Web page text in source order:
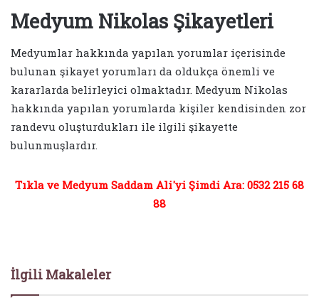
Medyum Nikolas Şikayetleri
Medyumlar hakkında yapılan yorumlar içerisinde
bulunan şikayet yorumları da oldukça önemli ve
kararlarda belirleyici olmaktadır. Medyum Nikolas
hakkında yapılan yorumlarda kişiler kendisinden zor
randevu oluşturdukları ile ilgili şikayette
bulunmuşlardır.
Tıkla ve Medyum Saddam Ali'yi Şimdi Ara: 0532 215 68
88
İlgili Makaleler